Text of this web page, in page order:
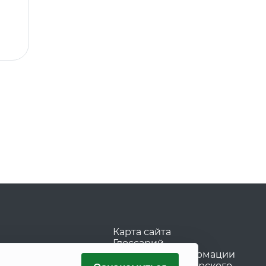
Карта сайта
Глоссарий
Раскрытие информации